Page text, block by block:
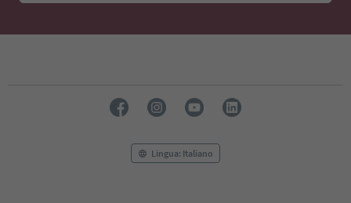
Lingua: Italiano